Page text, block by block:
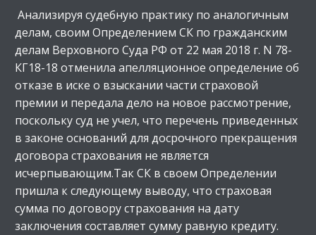
Анализируя судебную практику по аналогичным
делам, своим Определением СК по гражданским
делам Верховного Суда РФ от 22 мая 2018 г. N 78-
КГ18-18 отменила апелляционное определение об
отказе в иске о взыскании части страховой
премии и передала дело на новое рассмотрение,
поскольку суд не учел, что перечень приведенных
в законе оснований для досрочного прекращения
договора страхования не является
исчерпывающим.Так СК в своем Определении
пришла к следующему выводу, что страховая
сумма по договору страхования на дату
заключения составляет сумму равную кредиту.